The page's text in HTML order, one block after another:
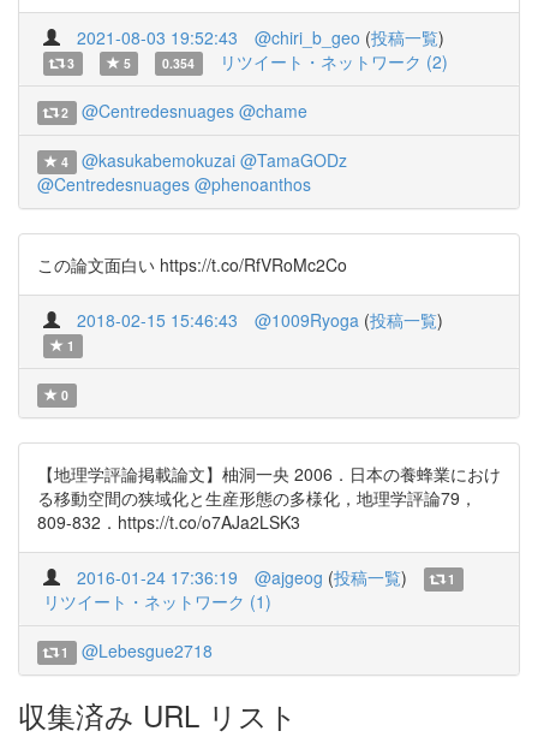
2021-08-03 19:52:43 @chiri_b_geo (投稿一覧)
3 5 0.354 リツイート・ネットワーク (2)
2 @Centredesnuages @chame
4 @kasukabemokuzai @TamaGODz
@Centredesnuages @phenoanthos
この論文面白い https://t.co/RfVRoMc2Co
2018-02-15 15:46:43 @1009Ryoga (投稿一覧)
1
0
【地理学評論掲載論文】柚洞一央 2006．日本の養蜂業におけ
る移動空間の狭域化と生産形態の多様化，地理学評論79，
809-832．https://t.co/o7AJa2LSK3
2016-01-24 17:36:19 @ajgeog (投稿一覧) 1
リツイート・ネットワーク (1)
1 @Lebesgue2718
収集済み URL リスト